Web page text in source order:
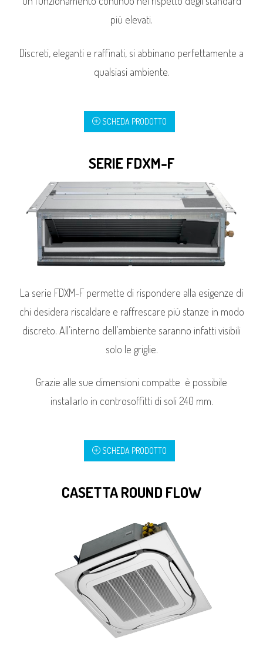
più elevati.
Discreti, eleganti e raffinati, si abbinano perfettamente a
qualsiasi ambiente.
SCHEDA PRODOTTO
SERIE FDXM-F
La serie FDXM-F permette di rispondere alla esigenze di
chi desidera riscaldare e raffrescare più stanze in modo
discreto. All’interno dell’ambiente saranno infatti visibili
solo le griglie.
Grazie alle sue dimensioni compatte è possibile
installarlo in controsoffitti di soli 240 mm.
SCHEDA PRODOTTO
CASETTA ROUND FLOW